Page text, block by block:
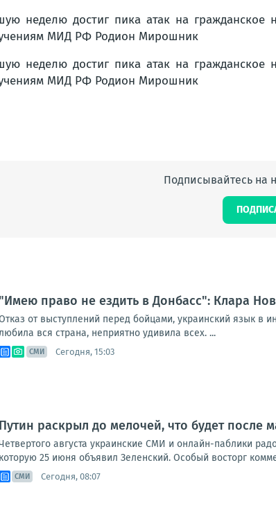
Подписывайтесь на
"Имею право не ездить в Донбасс": Клара
от выступлений перед бойцами, украинский язык
вся страна, неприятно удивила всех. ...
СМИ Сегодня, 15:03
Путин раскрыл до мелочей, что будет после
августа украинские СМИ и онлайн-паблики
которую 25 июня объявил Зеленский. Особый восторг
СМИ Сегодня, 08:07